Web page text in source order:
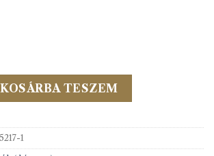
1.fek. 30mm-es mennyiség
KOSÁRBA TESZEM
1